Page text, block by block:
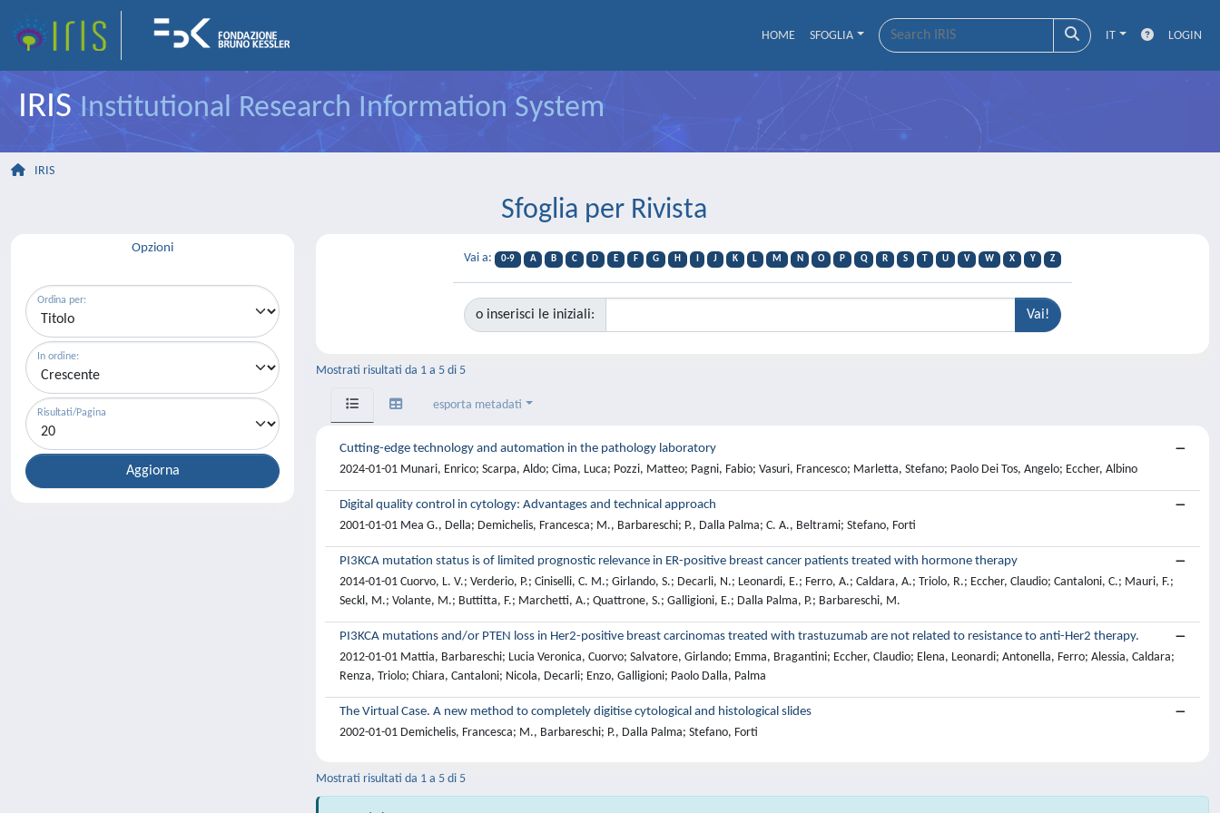
HOME SFOGLIA IT LOGIN
IRISInstitutional Research Information System
IRIS
Sfoglia per Rivista
Opzioni
Ordina per:
In ordine:
Risultati/Pagina
Vai a: 0-9 A B C D E F G H J K L M N O P Q R S T U V W X Y Z
o inserisci le iniziali:
Mostrati risultati da 1 a 5 di 5
esporta metadati
Cutting-edge technology and automation in the pathology laboratory
2024-01-01 Munari, Enrico; Scarpa, Aldo; Cima, Luca; Pozzi, Matteo; Pagni, Fabio; Vasuri, Francesco; Marletta, Stefano; Paolo Dei Tos, Angelo; Eccher, Albino
Digital quality control in cytology: Advantages and technical approach
2001-01-01 Mea G., Della; Demichelis, Francesca; M., Barbareschi; P., Dalla Palma; C. A., Beltrami; Stefano, Forti
PI3KCA mutation status is of limited prognostic relevance in ER-positive breast cancer patients treated with hormone therapy
2014-01-01 Cuorvo, L. V.; Verderio, P.; Ciniselli, C. M.; Girlando, S.; Decarli, N.; Leonardi, E.; Ferro, A.; Caldara, A.; Triolo, R.; Eccher, Claudio; Cantaloni, C.; Mauri, F.;
Seckl, M.; Volante, M.; Buttitta, F.; Marchetti, A.; Quattrone, S.; Galligioni, E.; Dalla Palma, P.; Barbareschi, M.
PI3KCA mutations and/or PTEN loss in Her2-positive breast carcinomas treated with trastuzumab are not related to resistance to anti-Her2 therapy.
2012-01-01 Mattia, Barbareschi; Lucia Veronica, Cuorvo; Salvatore, Girlando; Emma, Bragantini; Eccher, Claudio; Elena, Leonardi; Antonella, Ferro; Alessia, Caldara;
Renza, Triolo; Chiara, Cantaloni; Nicola, Decarli; Enzo, Galligioni; Paolo Dalla, Palma
The Virtual Case. A new method to completely digitise cytological and histological slides
2002-01-01 Demichelis, Francesca; M., Barbareschi; P., Dalla Palma; Stefano, Forti
Mostrati risultati da 1 a 5 di 5